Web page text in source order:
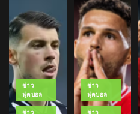
ข่าว
ฟุตบอล
ข่าว
ข่าว
ฟุตบอล
ข่าว